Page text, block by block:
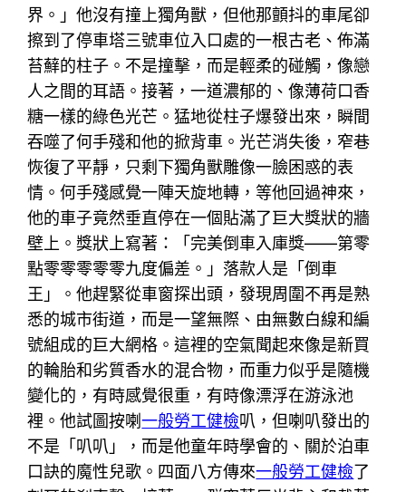
界。」他沒有撞上獨角獸，但他那顫抖的車尾卻
擦到了停車塔三號車位入口處的一根古老、佈滿
苔蘚的柱子。不是撞擊，而是輕柔的碰觸，像戀
人之間的耳語。接著，一道濃郁的、像薄荷口香
糖一樣的綠色光芒。猛地從柱子爆發出來，瞬間
吞噬了何手殘和他的掀背車。光芒消失後，窄巷
恢復了平靜，只剩下獨角獸雕像一臉困惑的表
情。何手殘感覺一陣天旋地轉，等他回過神來，
他的車子竟然垂直停在一個貼滿了巨大獎狀的牆
壁上。獎狀上寫著：「完美倒車入庫獎——第零
點零零零零零九度偏差。」落款人是「倒車
王」。他趕緊從車窗探出頭，發現周圍不再是熟
悉的城市街道，而是一望無際、由無數白線和編
號組成的巨大網格。這裡的空氣聞起來像是新買
的輪胎和劣質香水的混合物，而重力似乎是隨機
變化的，有時感覺很重，有時像漂浮在游泳池
裡。他試圖按喇一般勞工健檢叭，但喇叭發出的
不是「叭叭」，而是他童年時學會的、關於泊車
口訣的魔性兒歌。四面八方傳來一般勞工健檢了